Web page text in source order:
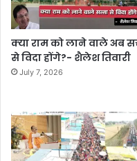
क्या राम को लाने वाले अब
से विदा होंगे?- शैलेश तिवारी
July 7, 2026